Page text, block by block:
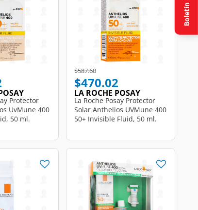
Protector
UvMune 400
50 ml.
Price reduced from
$587.60to
$470.02
LA ROCHE POSAY
La Roche Posay Protector
Solar Anthelios UVMune 400
50+ Invisible Fluid, 50 ml.
Boletín